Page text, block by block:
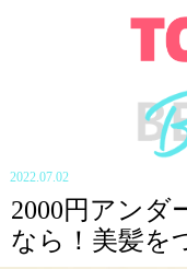
2022.07.02
2000円アンダ
なら！美髪を